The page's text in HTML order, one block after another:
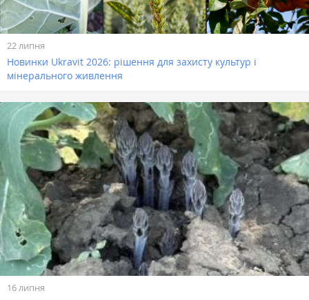
22 липня
Новинки Ukravit 2026: рішення для захисту культур і
мінерального живлення
16 липня